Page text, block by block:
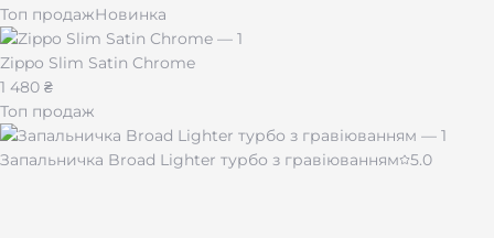
Топ продажНовинка
Zippo Slim Satin Chrome
1 480 ₴
Топ продаж
Запальничка Broad Lighter турбо з гравіюванням
5.0